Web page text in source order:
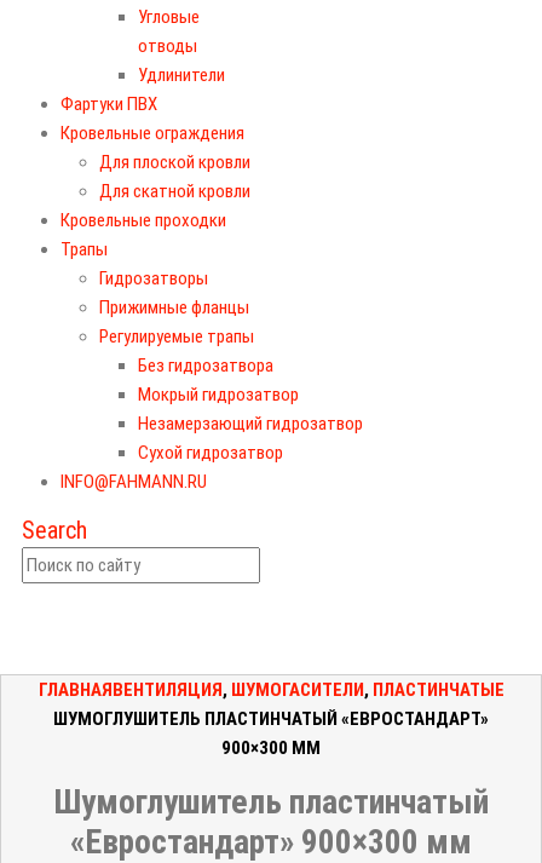
Угловые
отводы
Удлинители
Фартуки ПВХ
Кровельные ограждения
Для плоской кровли
Для скатной кровли
Кровельные проходки
Трапы
Гидрозатворы
Прижимные фланцы
Регулируемые трапы
Без гидрозатвора
Мокрый гидрозатвор
Незамерзающий гидрозатвор
Сухой гидрозатвор
INFO@FAHMANN.RU
Search
ГЛАВНАЯВЕНТИЛЯЦИЯ, ШУМОГАСИТЕЛИ, ПЛАСТИНЧАТЫЕ
ШУМОГЛУШИТЕЛЬ ПЛАСТИНЧАТЫЙ «ЕВРОСТАНДАРТ»
900×300 ММ
Шумоглушитель пластинчатый
«Евростандарт» 900×300 мм